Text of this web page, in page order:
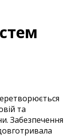
та
Забезпечення